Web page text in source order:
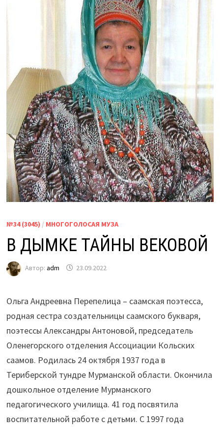
№34 (3045) / МНОГОГОЛОСАЯ МУЗА
В ДЫМКЕ ТАЙНЫ ВЕКОВОЙ
Автор: adm 23.09.2022
Ольга Андреевна Перепелица – саамская поэтесса,
родная сестра создательницы саамского букваря,
поэтессы Александры Антоновой, председатель
Оленегорского отделения Ассоциации Кольских
саамов. Родилась 24 октября 1937 года в
Териберской тундре Мурманской области. Окончила
дошкольное отделение Мурманского
педагогического училища. 41 год посвятила
воспитательной работе с детьми. С 1997 года